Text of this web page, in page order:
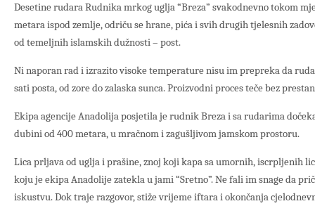
Desetine rudara Rudnika mrkog uglja “Breza” svakodnevno tokom
metara ispod zemlje, odriču se hrane, pića i svih drugih tjelesnih
od temeljnih islamskih dužnosti – post.
Ni naporan rad i izrazito visoke temperature nisu im prepreka da
sati posta, od zore do zalaska sunca. Proizvodni proces teče bez
Ekipa agencije Anadolija posjetila je rudnik Breza i sa rudarima
dubini od 400 metara, u mračnom i zagušljivom jamskom prostoru.
Lica prljava od uglja i prašine, znoj koji kapa sa umornih, iscrpljenih
koju je ekipa Anadolije zatekla u jami “Sretno”. Ne fali im snage da
iskustvu. Dok traje razgovor, stiže vrijeme iftara i okončanja